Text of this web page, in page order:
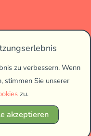
zu verbessern. Wenn
stimmen Sie unserer
zu.
akzeptieren
Biss